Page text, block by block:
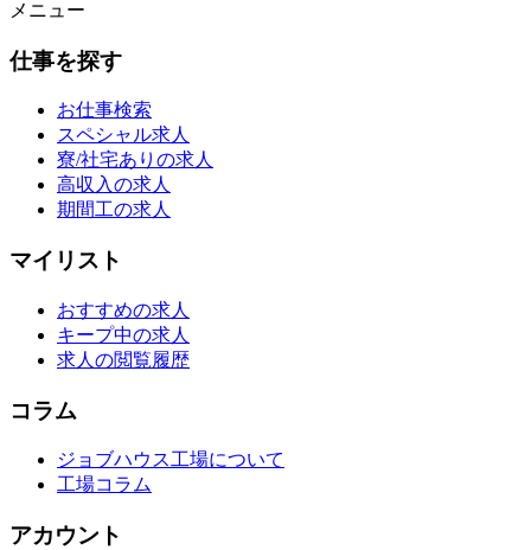
メニュー
仕事を探す
お仕事検索
スペシャル求人
寮/社宅ありの求人
高収入の求人
期間工の求人
マイリスト
おすすめの求人
キープ中の求人
求人の閲覧履歴
コラム
ジョブハウス工場について
工場コラム
アカウント